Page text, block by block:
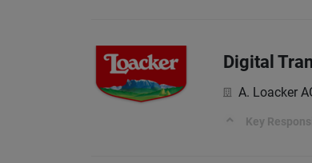
Digital
A. Loacker
Key